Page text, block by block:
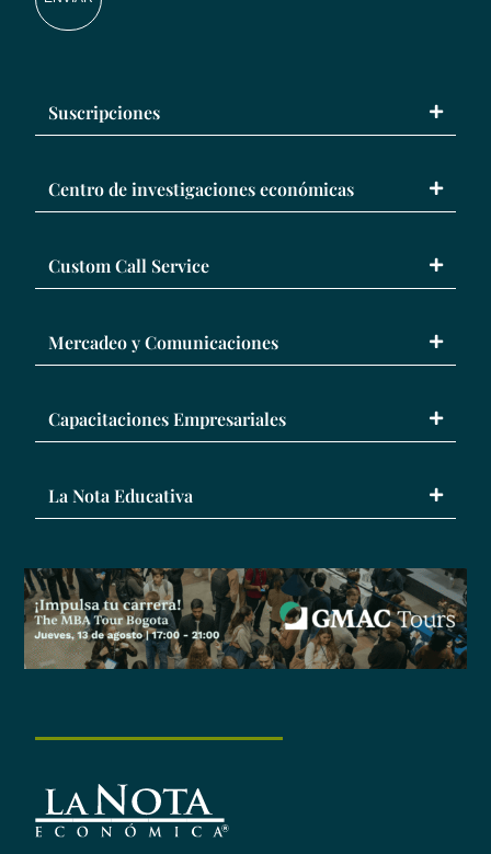
Suscripciones
Centro de investigaciones económicas
Custom Call Service
Mercadeo y Comunicaciones
Capacitaciones Empresariales
La Nota Educativa